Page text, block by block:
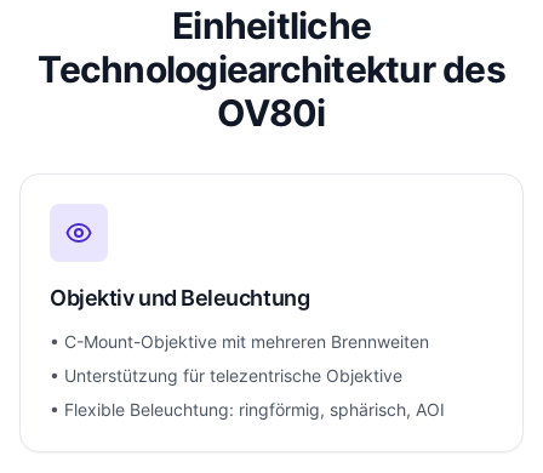
Einheitliche
Technologiearchitektur des
OV80i
Objektiv und Beleuchtung
• C-Mount-Objektive mit mehreren Brennweiten
• Unterstützung für telezentrische Objektive
• Flexible Beleuchtung: ringförmig, sphärisch, AOI